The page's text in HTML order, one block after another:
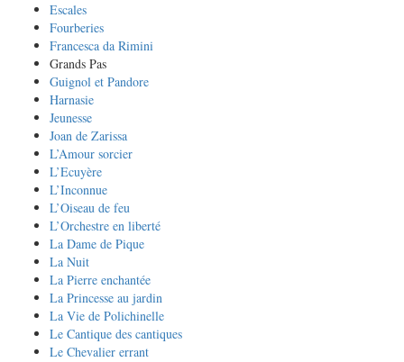
Escales
Fourberies
Francesca da Rimini
Grands Pas
Guignol et Pandore
Harnasie
Jeunesse
Joan de Zarissa
L’Amour sorcier
L’Ecuyère
L’Inconnue
L’Oiseau de feu
L’Orchestre en liberté
La Dame de Pique
La Nuit
La Pierre enchantée
La Princesse au jardin
La Vie de Polichinelle
Le Cantique des cantiques
Le Chevalier errant